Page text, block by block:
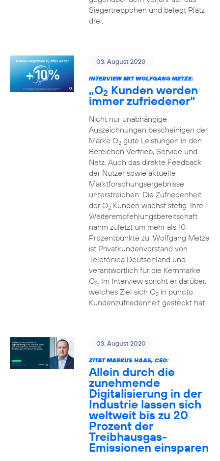
Siegertreppchen und belegt Platz
drei.
03. August 2020
INTERVIEW MIT WOLFGANG METZE:
„O2 Kunden werden
immer zufriedener“
Nicht nur unabhängige
Auszeichnungen bescheinigen der
Marke O2gute Leistungen in den
Bereichen Vertrieb, Service und
Netz. Auch das direkte Feedback
der Nutzer sowie aktuelle
Marktforschungsergebnisse
unterstreichen: Die Zufriedenheit
der O2Kunden wächst stetig. Ihre
Weiterempfehlungsbereitschaft
nahm zuletzt um mehr als 10
Prozentpunkte zu. Wolfgang Metze
ist Privatkundenvorstand von
Telefónica Deutschland und
verantwortlich für die Kernmarke
O2. Im Interview spricht er darüber,
welches Ziel sich O2in puncto
Kundenzufriedenheit gesteckt hat.
03. August 2020
ZITAT MARKUS HAAS, CEO:
Allein durch die
zunehmende
Digitalisierung in der
Industrie lassen sich
weltweit bis zu 20
Prozent der
Treibhausgas-
Emissionen einsparen